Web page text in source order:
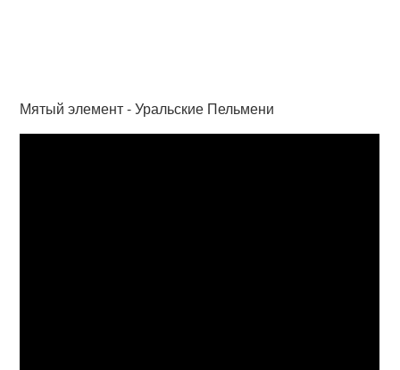
Мятый элемент - Уральские Пельмени